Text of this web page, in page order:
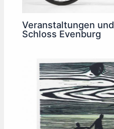
Veranstaltungen
Schloss Evenburg